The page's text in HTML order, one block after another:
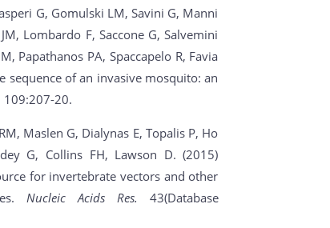
G, Gomulski LM, Savini G, Manni
Lombardo F, Saccone G, Salvemini
Papathanos PA, Spaccapelo R, Favia
sequence of an invasive mosquito: an
109:207-20.
Maslen G, Dialynas E, Topalis P, Ho
G, Collins FH, Lawson D. (2015)
for invertebrate vectors and other
Nucleic Acids Res. 43(Database